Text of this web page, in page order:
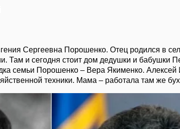
Сергеевна Порошенко. Отец родился в
Там и сегодня стоит дом дедушки и бабушки
семьи Порошенко – Вера Якименко. Алексей
техники. Мама – работала там же